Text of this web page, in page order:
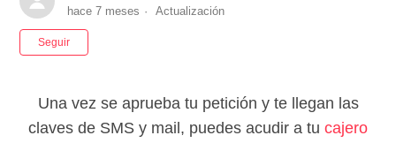
hace 7 meses Actualización
Seguir
Una vez se aprueba tu petición y te llegan las
claves de SMS y mail, puedes acudir a tu cajero